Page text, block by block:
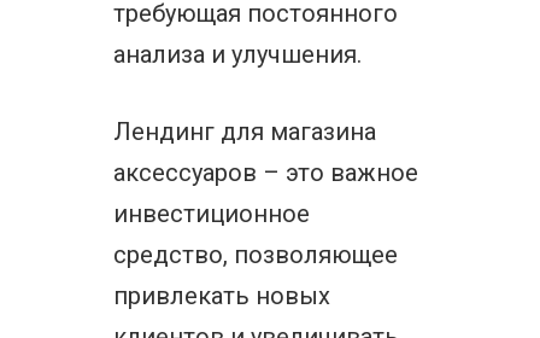
требующая постоянного
анализа и улучшения.
Лендинг для магазина
аксессуаров – это важное
инвестиционное
средство, позволяющее
привлекать новых